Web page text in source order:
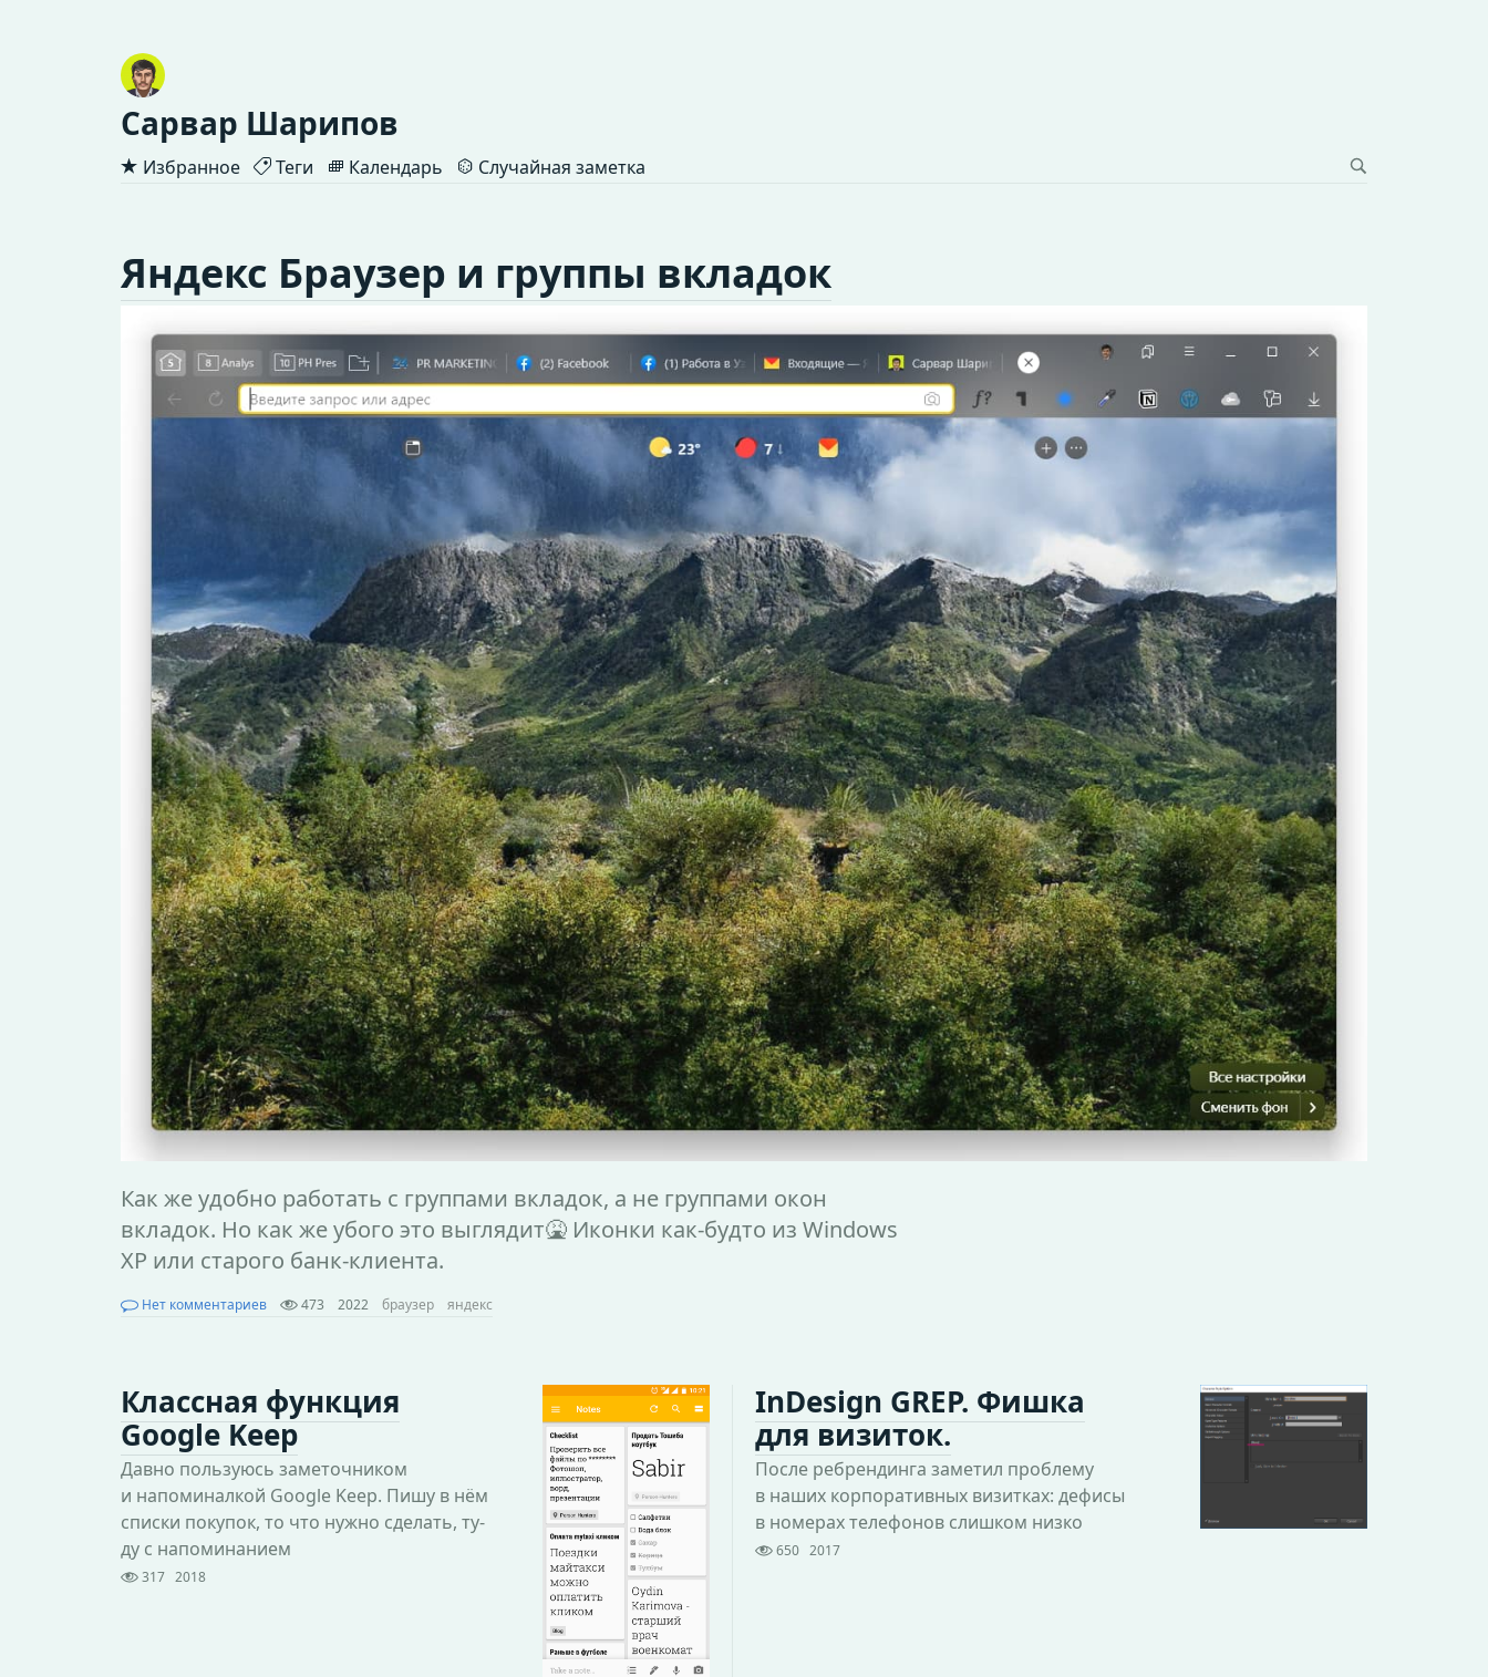
Сарвар Шарипов
Избранное Теги Календарь Случайная заметка
Яндекс Браузер и группы вкладок
Как же удобно работать с группами вкладок, а не группами окон
вкладок. Но как же убого это выглядит🤮 Иконки как-будто из Windows
XP или старого банк-клиента.
Нет комментариев 473 2022 браузер яндекс
Классная функция
Google Keep
Давно пользуюсь заметочником
и напоминалкой Google Keep. Пишу в нём
списки покупок, то что нужно сделать, ту-
ду с напоминанием
317 2018
InDesign GREP. Фишка
для визиток.
После ребрендинга заметил проблему
в наших корпоративных визитках: дефисы
в номерах телефонов слишком низко
650 2017